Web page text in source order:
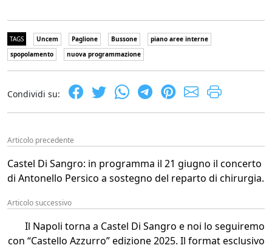
TAGS Uncem Paglione Bussone
piano aree interne
spopolamento
nuova programmazione
Condividi su:
Articolo precedente
Castel Di Sangro: in programma il 21 giugno il concerto
di Antonello Persico a sostegno del reparto di chirurgia.
Articolo successivo
Il Napoli torna a Castel Di Sangro e noi lo seguiremo
con “Castello Azzurro” edizione 2025. Il format esclusivo